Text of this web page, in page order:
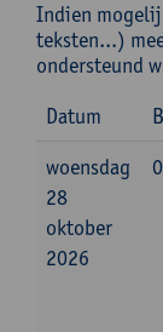
Indien
teksten...)
ondersteund
Datum
woensdag
28
oktober
2026